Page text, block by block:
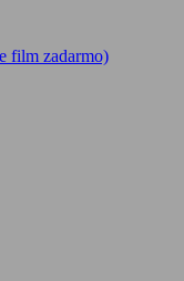
zadarmo)